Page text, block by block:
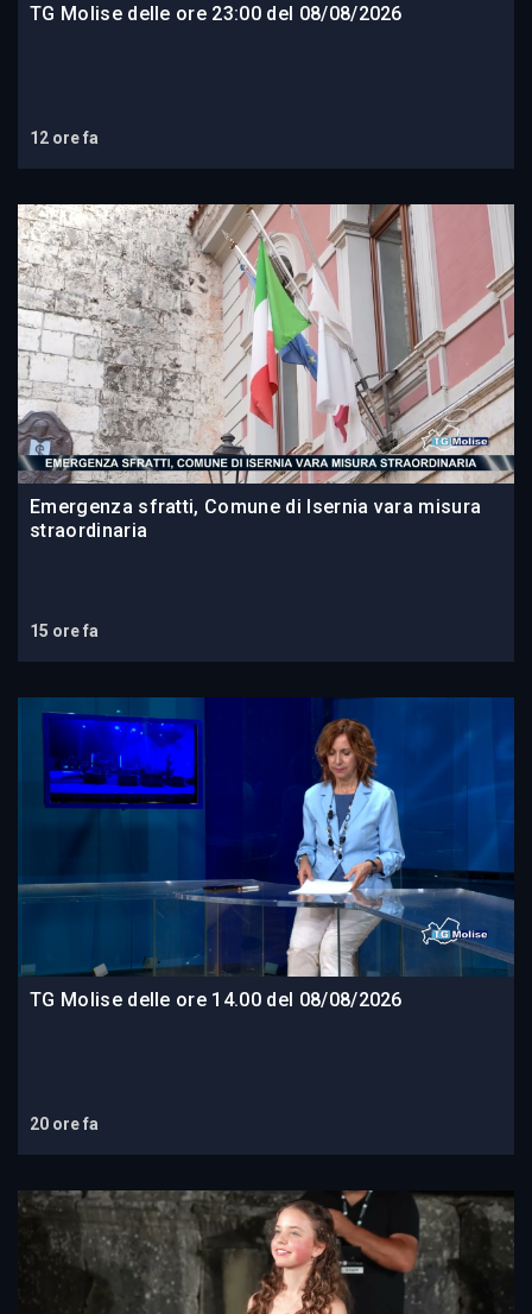
TG Molise delle ore 23:00 del 08/08/2026
12 ore fa
Emergenza sfratti, Comune di Isernia vara misura
straordinaria
15 ore fa
TG Molise delle ore 14.00 del 08/08/2026
20 ore fa